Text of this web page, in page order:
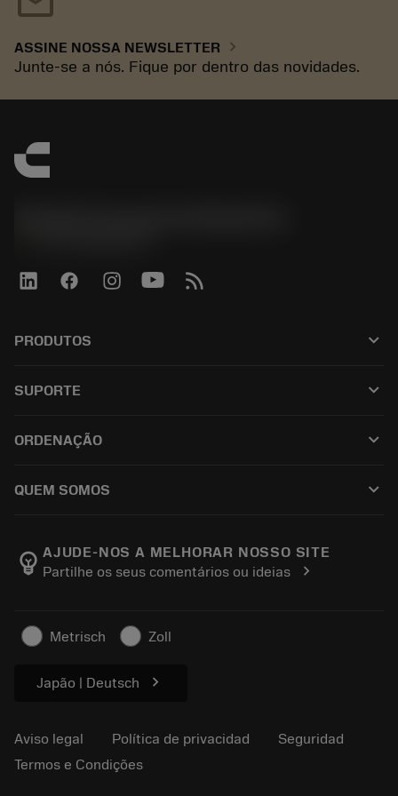
ASSINE NOSSA NEWSLETTER chevron_right
Junte-se a nós. Fique por dentro das novidades.
PRODUTOS keyboard_arrow_down
Todo el software
Reacondicionamiento
SUPORTE keyboard_arrow_down
Distribuidores y especialistas
Calculadoras y apps
ORDENAÇÃO keyboard_arrow_down
Orden
Rastrear su pedido
Solicitar un presupuesto
QUEM SOMOS keyboard_arrow_down
Manufacturing wellness
Carrera
Artículos
Para prensas
emoji_objects AJUDE-NOS A MELHORAR NOSSO SITE
Partilhe os seus comentários ou ideias
chevron_right
Metrisch Zoll
Japão | Deutsch chevron_right
Aviso legal Política de privacidad
Seguridad
Termos e Condições